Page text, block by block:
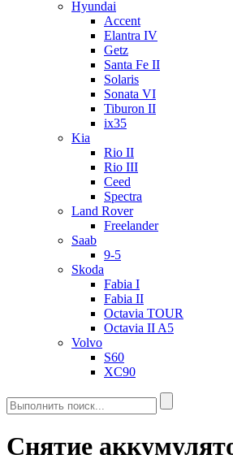
Hyundai
Accent
Elantra IV
Getz
Santa Fe II
Solaris
Sonata VI
Tiburon II
ix35
Kia
Rio II
Rio III
Ceed
Spectra
Land Rover
Freelander
Saab
9-5
Skoda
Fabia I
Fabia II
Octavia TOUR
Octavia II A5
Volvo
S60
XC90
Снятие